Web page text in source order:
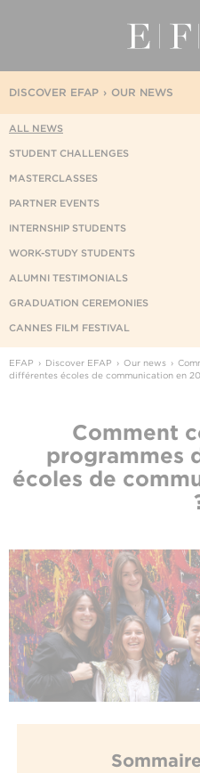
OUR NEWS
DISCOVER EFAP
ALL NEWS
STUDENT CHALLENGES
MASTERCLASSES
PARTNER EVENTS
INTERNSHIP STUDENTS
WORK-STUDY STUDENTS
ALUMNI TESTIMONIALS
GRADUATION CEREMONIES
CANNES FILM FESTIVAL
EFAP Discover EFAP Our news
différentes écoles de communication en
Comment
programmes
écoles de